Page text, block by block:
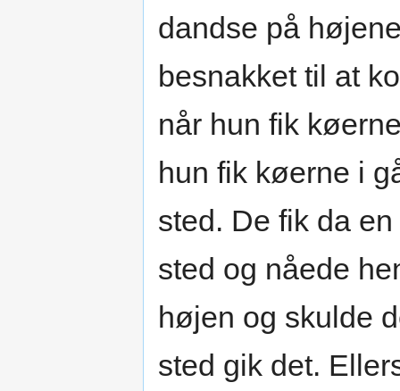
dandse på
besnakket til at
når hun fik
hun fik køerne i
sted. De fik da
sted og nåede
højen og skulde
sted gik det.